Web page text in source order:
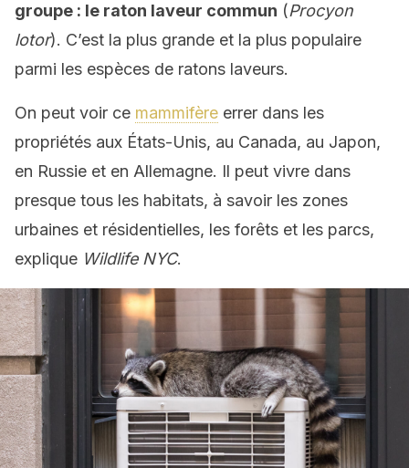
groupe : le raton laveur commun (Procyon
lotor). C’est la plus grande et la plus populaire
parmi les espèces de ratons laveurs.
On peut voir ce mammifère errer dans les
propriétés aux États-Unis, au Canada, au Japon,
en Russie et en Allemagne. Il peut vivre dans
presque tous les habitats, à savoir les zones
urbaines et résidentielles, les forêts et les parcs,
explique Wildlife NYC.